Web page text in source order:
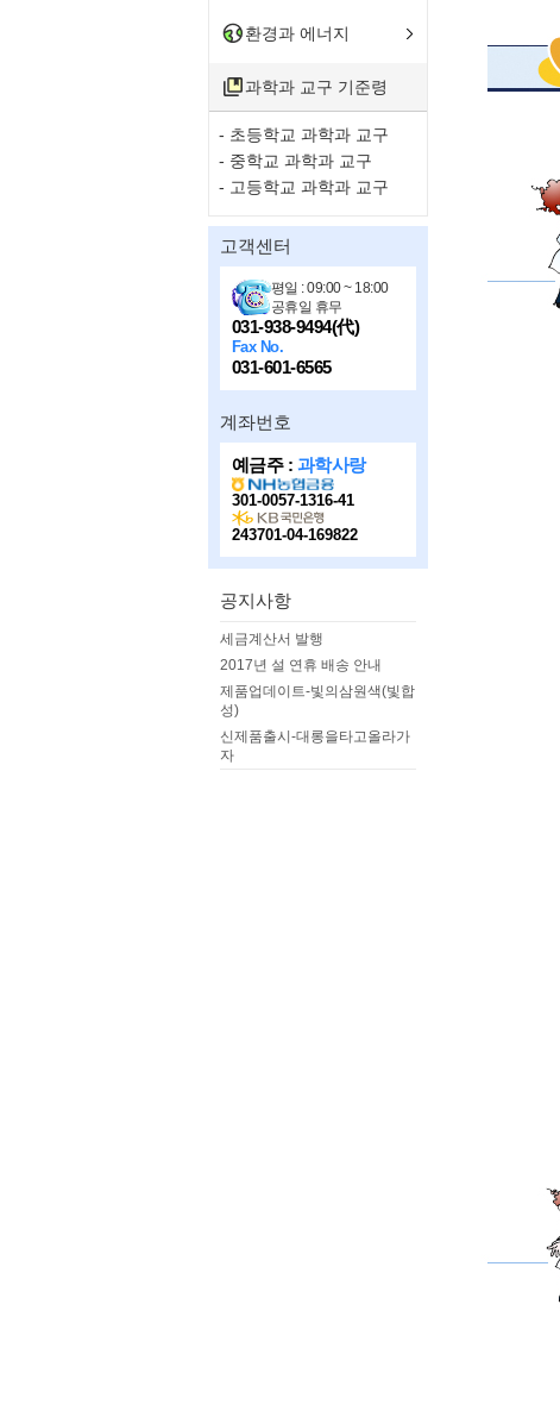
환경과 에너지
과학과 교구 기준령
- 초등학교 과학과 교구
- 중학교 과학과 교구
- 고등학교 과학과 교구
고객센터
평일 : 09:00 ~ 18:00
공휴일 휴무
031-938-9494(代)
Fax No.
031-601-6565
계좌번호
예금주 : 과학사랑
301-0057-1316-41
243701-04-169822
공지사항
세금계산서 발행
2017년 설 연휴 배송 안내
제품업데이트-빛의삼원색(빛합
성)
신제품출시-대롱을타고올라가
자